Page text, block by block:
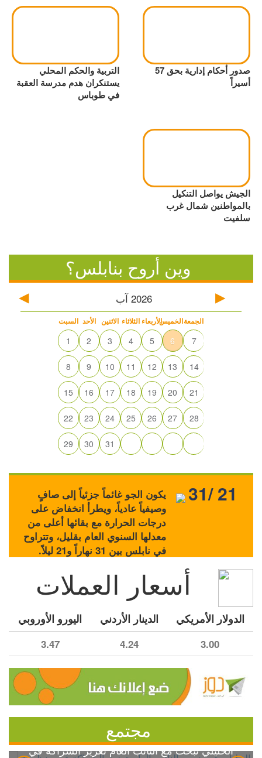
صدور أحكام إدارية بحق 57
أسيراً
التربية والحكم المحلي
يستنكران هدم مدرسة العقبة
في طوباس
الجيش يواصل التنكيل
بالمواطنين شمال غرب
سلفيت
وين أروح بنابلس؟
2026 آب
السبت الأحد الاثنين الثلاثاء الأربعاءالخميسالجمعة
1 2 3 4 5 6 7
8 9 10 11 12 13 14
15 16 17 18 19 20 21
22 23 24 25 26 27 28
29 30 31
يكون الجو غائماً جزئياً إلى صافٍ
وصيفياً عادياً، ويطرأ انخفاض على
درجات الحرارة مع بقائها أعلى من
معدلها السنوي العام بقليل، وتتراوح
في نابلس بين 31 نهاراً و21 ليلاً.
31/ 21
أسعار العملات
الدولار الأمريكي الدينار الأردني اليورو الأوروبي
3.00
4.24
3.47
مجتمع
الخليلي تبحث مع النائب العام تعزيز الشراكة في